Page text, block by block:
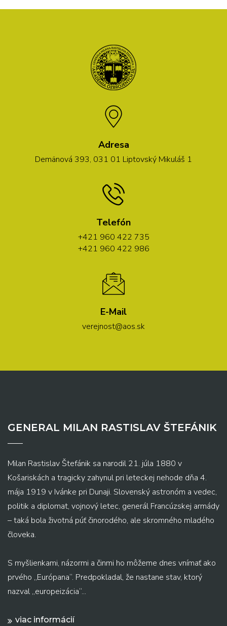
Adresa
Demänová 393, 031 01 Liptovský Mikuláš 1
Telefón
+421 960 422 735
+421 960 422 986
E-Mail
verejnost@aos.sk
GENERAL MILAN RASTISLAV ŠTEFÁNIK
Milan Rastislav Štefánik sa narodil 21. júla 1880 v
Košariskách a tragicky zahynul pri leteckej nehode dňa 4.
mája 1919 v Ivánke pri Dunaji. Slovenský astronóm a vedec,
politik a diplomat, vojnový letec, generál Francúzskej armády
– taká bola životná púť činorodého, ale skromného mladého
človeka.
S myšlienkami, názormi a činmi ho môžeme dnes vnímať ako
prvého „Európana“. Predpokladal, že nastane stav, ktorý
nazval „europeizácia“...
viac informácií